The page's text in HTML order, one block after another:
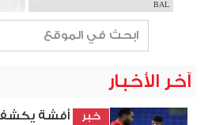
BAL
آخر الأخبار
خبر
أفشة